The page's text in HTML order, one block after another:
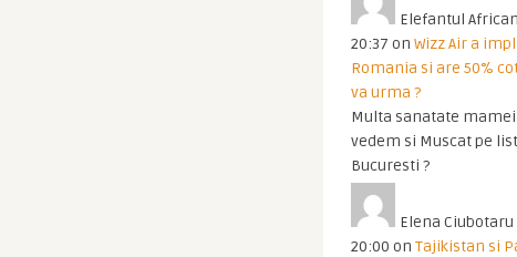
Elefantul African
20:37 on Wizz Air a
Romania si are 50%
va urma ?
Multa sanatate mamei
vedem si Muscat pe
Bucuresti ?
Elena Ciubotaru
20:00 on Tajikistan si